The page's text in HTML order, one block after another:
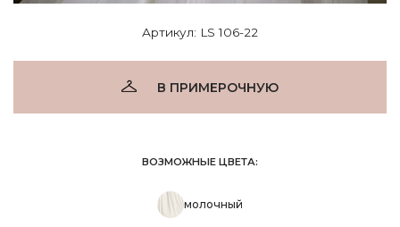
Артикул: LS 106-22
В ПРИМЕРОЧНУЮ
ВОЗМОЖНЫЕ ЦВЕТА:
молочный